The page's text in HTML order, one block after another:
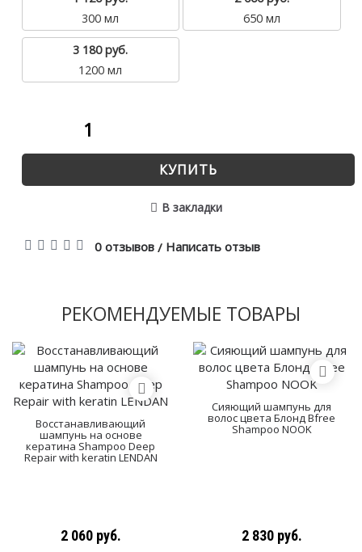
300 мл
650 мл
3 180 руб.
1200 мл
КУПИТЬ
В закладки
0 отзывов/ Написать отзыв
РЕКОМЕНДУЕМЫЕ ТОВАРЫ
Восстанавливающий
шампунь на основе
кератина Shampoo Deep
Repair with keratin LENDAN
2 060 руб.
Сияющий шампунь для
волос цвета Блонд Bfree
Shampoo NOOK
2 830 руб.